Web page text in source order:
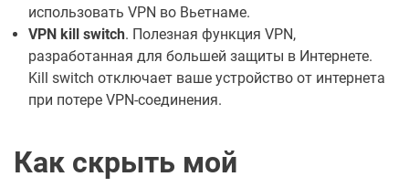
использовать VPN во Вьетнаме.
VPN kill switch. Полезная функция VPN,
разработанная для большей защиты в Интернете.
Kill switch отключает ваше устройство от интернета
при потере VPN-соединения.
Как скрыть мой